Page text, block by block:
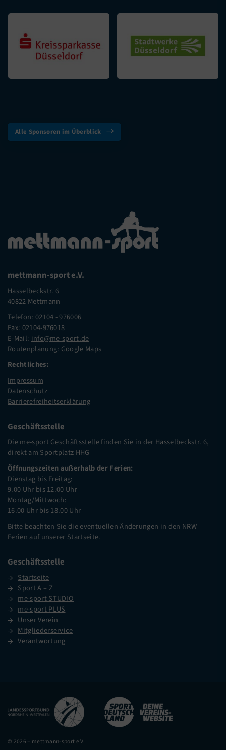
Alle Sponsoren im Überblick
mettmann-sport e.V.
Hasselbeckstr. 6
40822 Mettmann
Telefon: 02104 - 976006
Fax: 02104-976018
E-Mail:info@me-sport.de
Routenplanung: Google Maps
Rechtliches:
Impressum
Datenschutz
Barrierefreiheitserklärung
Geschäftsstelle
Die me-sport Geschäftsstelle finden Sie in der Hasselbeckstr. 6,
direkt am Sportplatz HHG
Öffnungszeiten außerhalb der Ferien:
Dienstag bis Freitag:
9.00 Uhr bis 12.00 Uhr
Montag/Mittwoch:
16.00 Uhr bis 18.00 Uhr
Bitte beachten Sie die eventuellen Änderungen in den NRW
Ferien auf unsererStartseite.
Geschäftsstelle
Startseite
Sport A – Z
me-sport STUDIO
me-sport PLUS
Unser Verein
Mitgliederservice
Verantwortung
© 2026 – mettmann-sport e.V.